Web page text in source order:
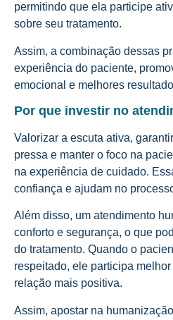
permitindo que ela participe
sobre seu tratamento.
Assim, a combinação dessas
experiência do paciente,
emocional e melhores
Por que investir no
Valorizar a escuta ativa,
pressa e manter o foco na
na experiência de cuidado.
confiança e ajudam no
Além disso, um atendimento
conforto e segurança, o que
do tratamento. Quando o
respeitado, ele participa
relação mais positiva.
Assim, apostar na